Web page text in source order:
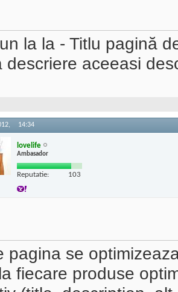
la la - Titlu pagină
descriere aceeasi
14:34
lovelife
Ambasador
Reputatie: 103
pagina se
fiecare produse